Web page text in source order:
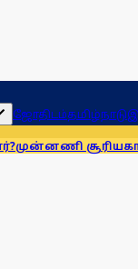
ஜோதிடம்தமிழ்நாடு